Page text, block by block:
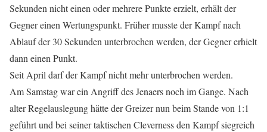
Sekunden nicht einen oder mehrere Punkte erzielt, erhält der
Gegner einen Wertungspunkt. Früher musste der Kampf nach
Ablauf der 30 Sekunden unterbrochen werden, der Gegner erhielt
dann einen Punkt.
Seit April darf der Kampf nicht mehr unterbrochen werden.
Am Samstag war ein Angriff des Jenaers noch im Gange. Nach
alter Regelauslegung hätte der Greizer nun beim Stande von 1:1
geführt und bei seiner taktischen Cleverness den Kampf siegreich